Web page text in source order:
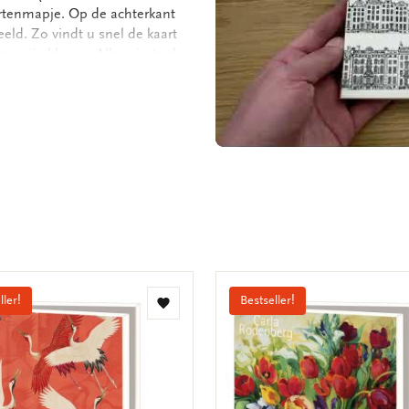
Op de achterkant
Zo vindt u snel de kaart
zijn blanco. Alle ruimte dus
Set van 10 dubbele kaarten
Toevoegen
Bestseller!